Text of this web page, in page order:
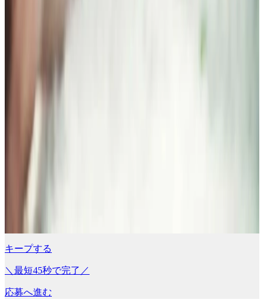
キープする
＼最短45秒で完了／
応募へ進む